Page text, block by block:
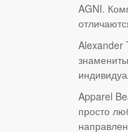
AGNI.
Alexander
Apparel
просто